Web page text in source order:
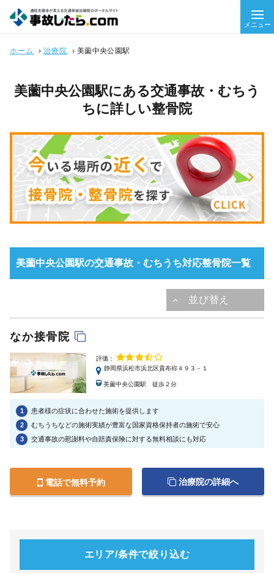
メニュー
ホーム › 治療院 › 美薗中央公園駅
美薗中央公園駅にある交通事故・むちう
ちに詳しい整骨院
美薗中央公園駅の交通事故・むちうち対応整骨院一覧
なか接骨院
評価：
静岡県浜松市浜北区貴布祢４９３－１
美薗中央公園駅 徒歩２分
1
患者様の症状に合わせた施術を提供します
2
むちうちなどの施術実績が豊富な国家資格保持者の施術で安心
3
交通事故の慰謝料や自賠責保険に対する無料相談にも対応
電話で無料予約 治療院の詳細へ
エリア/条件で絞り込む